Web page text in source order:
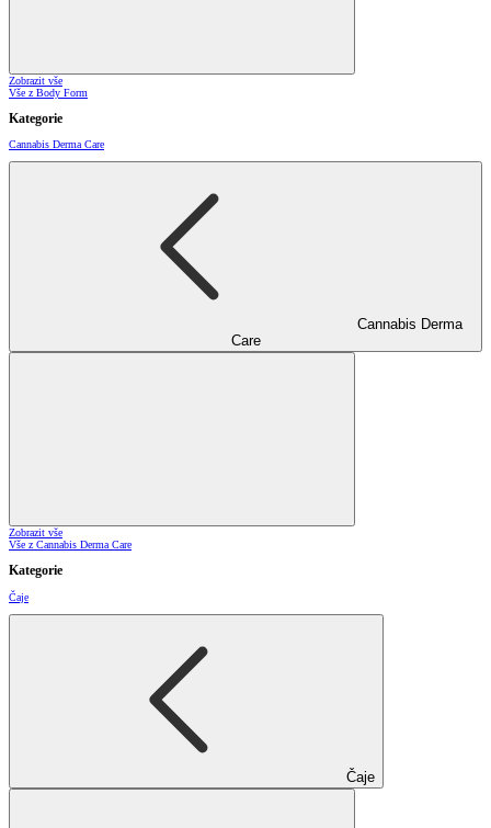
Zobrazit vše
Vše z Body Form
Kategorie
Cannabis Derma Care
Cannabis Derma
Care
Zobrazit vše
Vše z Cannabis Derma Care
Kategorie
Čaje
Čaje